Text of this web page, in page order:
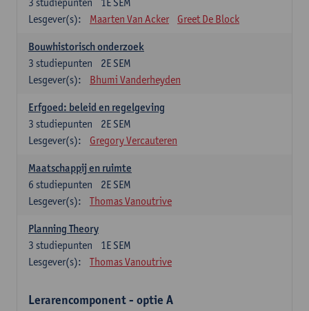
Lesgever(s):
Maarten Van Acker Greet De Block
Bouwhistorisch onderzoek
2E SEM
3 studiepunten
Lesgever(s):
Bhumi Vanderheyden
Erfgoed: beleid en regelgeving
2E SEM
3 studiepunten
Lesgever(s):
Gregory Vercauteren
Maatschappij en ruimte
2E SEM
6 studiepunten
Lesgever(s):
Thomas Vanoutrive
Planning Theory
1E SEM
3 studiepunten
Lesgever(s):
Thomas Vanoutrive
Lerarencomponent - optie A